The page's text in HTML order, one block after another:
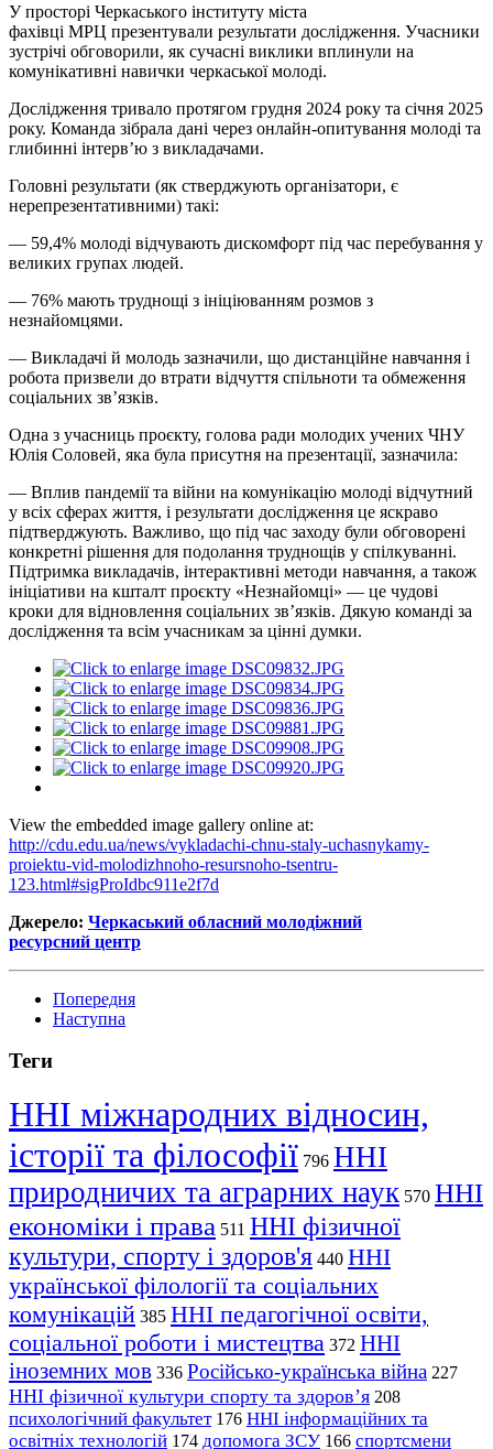
У просторі Черкаського інституту міста
фахівці МРЦ презентували результати дослідження. Учасники
зустрічі обговорили, як сучасні виклики вплинули на
комунікативні навички черкаської молоді.
Дослідження тривало протягом грудня 2024 року та січня 2025
року. Команда зібрала дані через онлайн-опитування молоді та
глибинні інтерв’ю з викладачами.
Головні результати (як стверджують організатори, є
нерепрезентативними) такі:
— 59,4% молоді відчувають дискомфорт під час перебування у
великих групах людей.
— 76% мають труднощі з ініціюванням розмов з
незнайомцями.
— Викладачі й молодь зазначили, що дистанційне навчання і
робота призвели до втрати відчуття спільноти та обмеження
соціальних зв’язків.
Одна з учасниць проєкту, голова ради молодих учених ЧНУ
Юлія Соловей, яка була присутня на презентації, зазначила:
— Вплив пандемії та війни на комунікацію молоді відчутний
у всіх сферах життя, і результати дослідження це яскраво
підтверджують. Важливо, що під час заходу були обговорені
конкретні рішення для подолання труднощів у спілкуванні.
Підтримка викладачів, інтерактивні методи навчання, а також
ініціативи на кшталт проєкту «Незнайомці» — це чудові
кроки для відновлення соціальних зв’язків. Дякую команді за
дослідження та всім учасникам за цінні думки.
View the embedded image gallery online at:
http://cdu.edu.ua/news/vykladachi-chnu-staly-uchasnykamy-
proiektu-vid-molodizhnoho-resursnoho-tsentru-
123.html#sigProIdbc911e2f7d
Джерело: Черкаський обласний молодіжний
ресурсний центр
Попередня
Наступна
Теги
ННІ міжнародних відносин,
історії та філософії 796 ННІ
природничих та аграрних наук 570 ННІ
економіки і права 511 ННІ фізичної
культури, спорту і здоров'я 440 ННІ
української філології та соціальних
комунікацій 385 ННІ педагогічної освіти,
соціальної роботи і мистецтва 372 ННІ
іноземних мов 336 Російсько-українська війна 227
ННІ фізичної культури спорту та здоров’я 208
психологічний факультет 176 ННІ інформаційних та
освітніх технологій 174 допомога ЗСУ 166 спортсмени